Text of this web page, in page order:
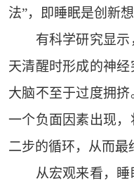
法”，即睡眠是创新
有科学研究显示
天清醒时形成的神
大脑不至于过度拥
一个负面因素出现
二步的循环，从而最
从宏观来看，睡